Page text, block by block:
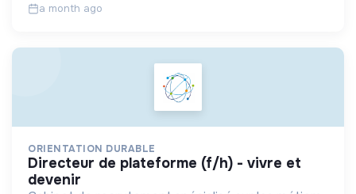
a month ago
ORIENTATION DURABLE
directeur de plateforme (f/h) - vivre et
devenir